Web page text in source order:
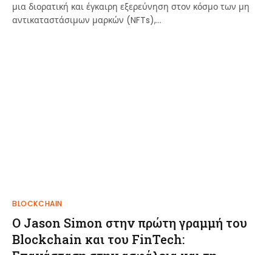
μια διορατική και έγκαιρη εξερεύνηση στον κόσμο των μη
αντικαταστάσιμων μαρκών (NFTs),…
BLOCKCHAIN
Ο Jason Simon στην πρώτη γραμμή του
Blockchain και του FinTech: